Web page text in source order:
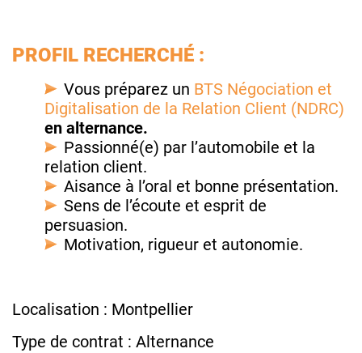
PROFIL RECHERCHÉ :
Vous préparez un BTS Négociation et
Digitalisation de la Relation Client (NDRC)
en alternance.
Passionné(e) par l’automobile et la
relation client.
Aisance à l’oral et bonne présentation.
Sens de l’écoute et esprit de
persuasion.
Motivation, rigueur et autonomie.
Localisation : Montpellier
Type de contrat : Alternance